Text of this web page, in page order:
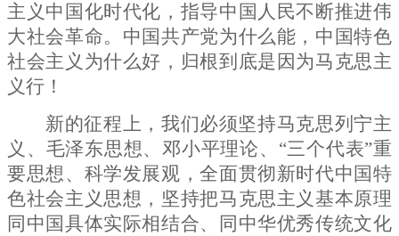
主义中国化时代化，指导中国人民不断推进伟
大社会革命。中国共产党为什么能，中国特色
社会主义为什么好，归根到底是因为马克思主
义行！
新的征程上，我们必须坚持马克思列宁主
义、毛泽东思想、邓小平理论、 “三个代表”重
要思想、科学发展观，全面贯彻新时代中国特
色社会主义思想，坚持把马克思主义基本原理
同中国具体实际相结合、同中华优秀传统文化